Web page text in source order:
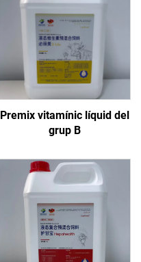
Premix vitamínic líquid del
grup B